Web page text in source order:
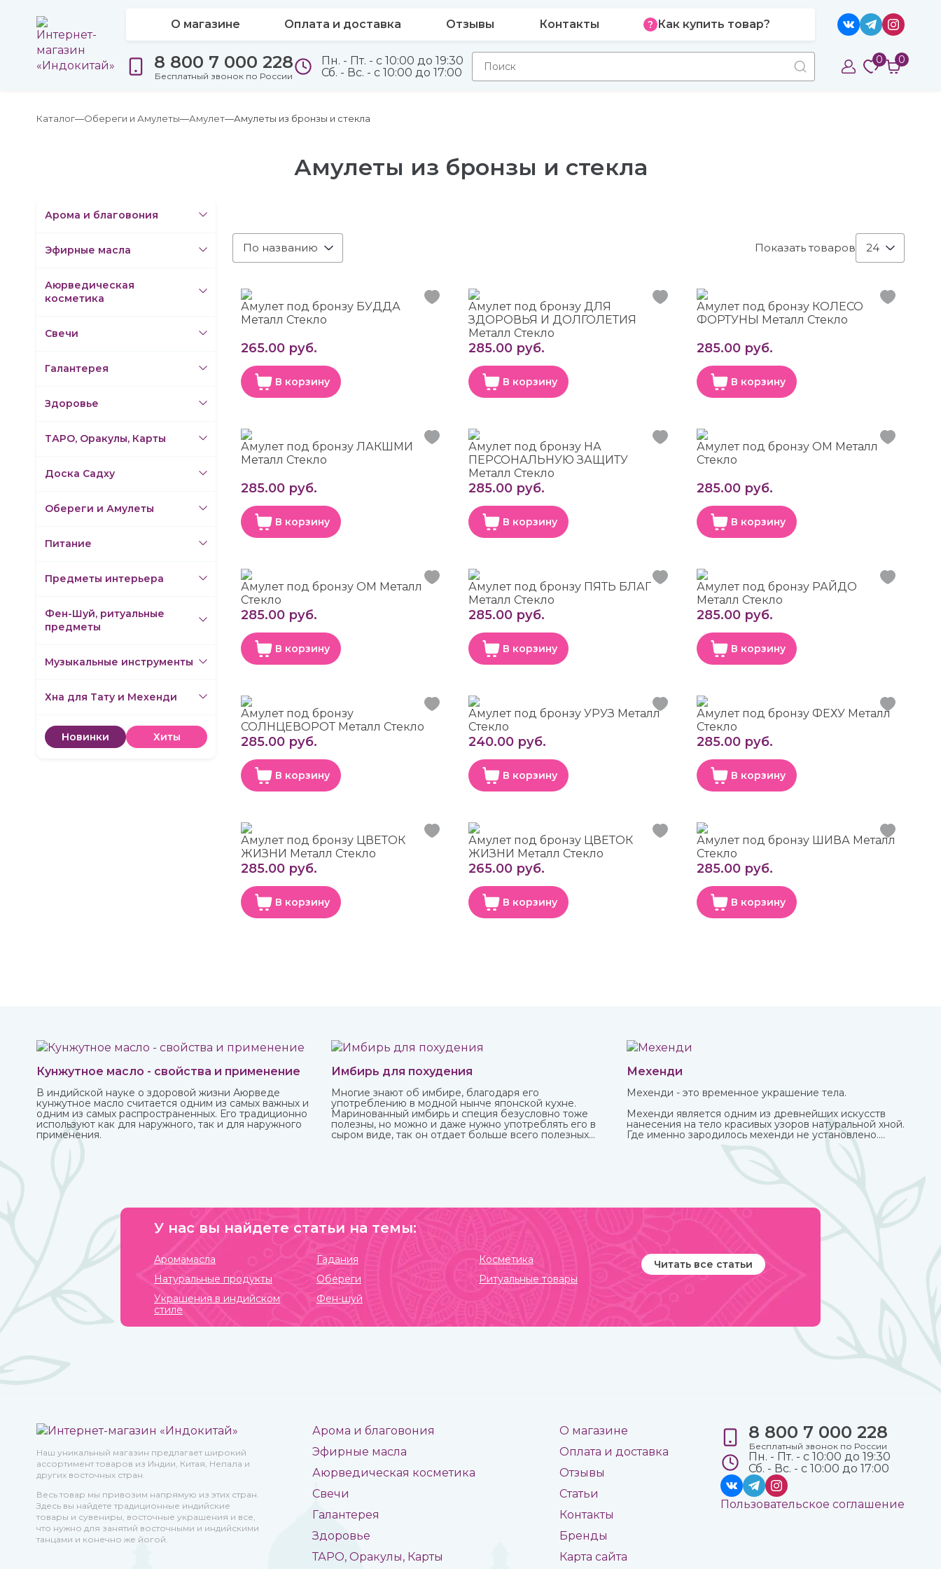
О магазине Оплата и доставка Отзывы Контакты Как купить товар?
8 800 7 000 228
Бесплатный звонок по России
Пн. - Пт. - с 10:00 до 19:30
Сб. - Вс. - с 10:00 до 17:00
0 0
Каталог Обереги и Амулеты Амулет Амулеты из бронзы и стекла
Амулеты из бронзы и стекла
Арома и благовония
Эфирные масла
Аюрведическая
косметика
Свечи
Галантерея
Здоровье
ТАРО, Оракулы, Карты
Доска Садху
Обереги и Амулеты
Питание
Предметы интерьера
Фен-Шуй, ритуальные
предметы
Музыкальные инструменты
Хна для Тату и Мехенди
Новинки Хиты
По названию Показать товаров 24
Амулет под бронзу БУДДА
Металл Стекло
265.00 руб.
В корзину
Амулет под бронзу ДЛЯ
ЗДОРОВЬЯ И ДОЛГОЛЕТИЯ
Металл Стекло
285.00 руб.
В корзину
Амулет под бронзу КОЛЕСО
ФОРТУНЫ Металл Стекло
285.00 руб.
В корзину
Амулет под бронзу ЛАКШМИ
Металл Стекло
285.00 руб.
В корзину
Амулет под бронзу НА
ПЕРСОНАЛЬНУЮ ЗАЩИТУ
Металл Стекло
285.00 руб.
В корзину
Амулет под бронзу ОМ Металл
Стекло
285.00 руб.
В корзину
Амулет под бронзу ОМ Металл
Стекло
285.00 руб.
В корзину
Амулет под бронзу ПЯТЬ БЛАГ
Металл Стекло
285.00 руб.
В корзину
Амулет под бронзу РАЙДО
Металл Стекло
285.00 руб.
В корзину
Амулет под бронзу
СОЛНЦЕВОРОТ Металл Стекло
285.00 руб.
В корзину
Амулет под бронзу УРУЗ Металл
Стекло
240.00 руб.
В корзину
Амулет под бронзу ФЕХУ Металл
Стекло
285.00 руб.
В корзину
Амулет под бронзу ЦВЕТОК
ЖИЗНИ Металл Стекло
285.00 руб.
В корзину
Амулет под бронзу ЦВЕТОК
ЖИЗНИ Металл Стекло
265.00 руб.
В корзину
Амулет под бронзу ШИВА Металл
Стекло
285.00 руб.
В корзину
Кунжутное масло - свойства и применение
В индийской науке о здоровой жизни Аюрведе
кунжутное масло считается одним из самых важных и
одним из самых распространенных. Его традиционно
используют как для наружного, так и для наружного
применения.
Имбирь для похудения
Многие знают об имбире, благодаря его
употреблению в модной нынче японской кухне.
Маринованный имбирь и специя безусловно тоже
полезны, но можно и даже нужно употреблять его в
сыром виде, так он отдает больше всего полезных
Мехенди
Мехенди - это временное украшение тела.
Мехенди является одним из древнейших искусств
нанесения на тело красивых узоров натуральной хной.
Где именно зародилось мехенди не установлено.
Многими веками росписью хной занимались народы
разных стран и континентов, которые привносили в
нее свои культурные традиции.
У нас вы найдете статьи на темы:
Аромамасла Гадания
Косметика
Натуральные продукты
Обереги
Ритуальные товары
Украшения в индийском
стиле
Фен-шуй
Читать все статьи
Наш уникальный магазин предлагает широкий
ассортимент товаров из Индии, Китая, Непала и
других восточных стран.
Весь товар мы привозим напрямую из этих стран.
Здесь вы найдете традиционные индийские
товары и сувениры, восточные украшения и все,
что нужно для занятий восточными и индийскими
танцами и конечно же йогой.
Арома и благовония
Эфирные масла
Аюрведическая косметика
Свечи
Галантерея
Здоровье
ТАРО, Оракулы, Карты
О магазине
Оплата и доставка
Отзывы
Статьи
Контакты
Бренды
Карта сайта
8 800 7 000 228
Бесплатный звонок по России
Пн. - Пт. - с 10:00 до 19:30
Сб. - Вс. - с 10:00 до 17:00
Пользовательское соглашение